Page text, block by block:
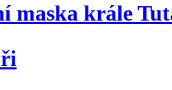
maska krále